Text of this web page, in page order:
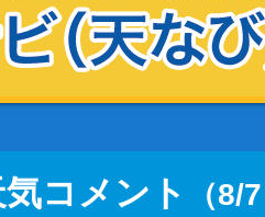
コメント （8/